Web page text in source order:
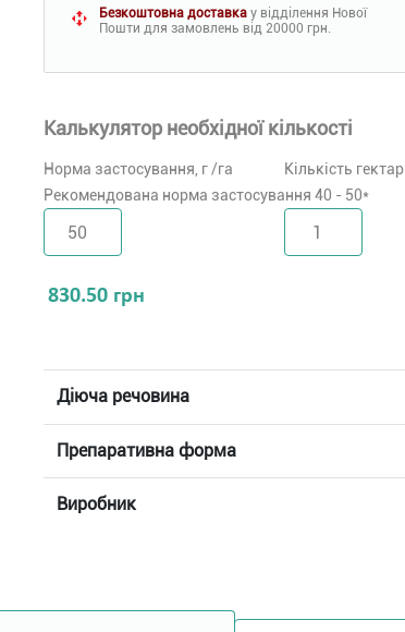
Безкоштовна доставка у відділення Нової
Пошти для замовлень від 20000 грн.
Калькулятор необхідної кількості
Норма застосування, г /га
Кількість гектар
Рекомендована норма застосування 40 - 50*
830.50 грн
Діюча речовина
Препаративна форма
Виробник